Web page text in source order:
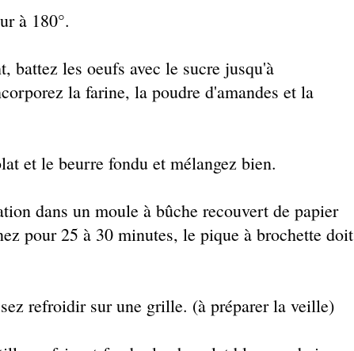
à 180°.
battez les oeufs avec le sucre jusqu'à
la farine, la poudre d'amandes et la
et le beurre fondu et mélangez bien.
dans un moule à bûche recouvert de papier
pour 25 à 30 minutes, le pique à brochette doit
refroidir sur une grille. (à préparer la veille)